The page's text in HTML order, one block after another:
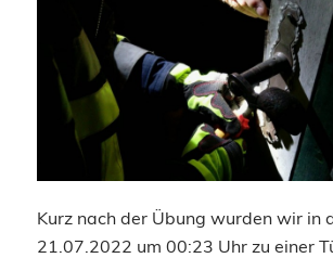
Kurz nach der Übung wurden wir in
21.07.2022 um 00:23 Uhr zu einer